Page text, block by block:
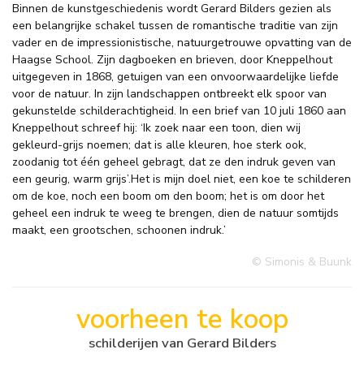
Binnen de kunstgeschiedenis wordt Gerard Bilders gezien als
een belangrijke schakel tussen de romantische traditie van zijn
vader en de impressionistische, natuurgetrouwe opvatting van de
Haagse School. Zijn dagboeken en brieven, door Kneppelhout
uitgegeven in 1868, getuigen van een onvoorwaardelijke liefde
voor de natuur. In zijn landschappen ontbreekt elk spoor van
gekunstelde schilderachtigheid. In een brief van 10 juli 1860 aan
Kneppelhout schreef hij: ‘Ik zoek naar een toon, dien wij
gekleurd-grijs noemen; dat is alle kleuren, hoe sterk ook,
zoodanig tot één geheel gebragt, dat ze den indruk geven van
een geurig, warm grijs’.Het is mijn doel niet, een koe te schilderen
om de koe, noch een boom om den boom; het is om door het
geheel een indruk te weeg te brengen, dien de natuur somtijds
maakt, een grootschen, schoonen indruk.’
© Simonis & Buunk
voorheen te koop
schilderijen van Gerard Bilders